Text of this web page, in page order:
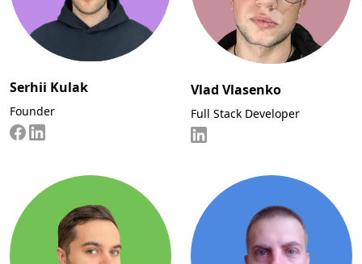
Serhii Kulak
Founder
Vlad Vlasenko
Full Stack Developer